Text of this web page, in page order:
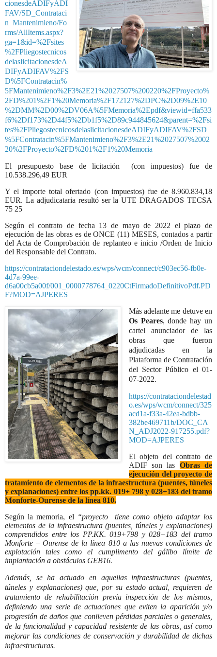
cionesdeADIFyADI
FAV/SD_Contrataci
n_Mantenimieno/Fo
rms/AllItems.aspx?
ga=1&id=%2Fsites
%2FPliegostecnicos
delaslicitacionesdeA
DIFyADIFAV%2FS
D%5FContratacin%
5FMantenimieno%2F3%2E21%2027507%200220%2FProyecto%
2FD%201%2F1%20Memoria%2F172127%2DPC%2D09%2E10
%2DMM%2D00%2DV06A%5FMemoria%2Epdf&viewid=ffa533
f6%2Df173%2D44f5%2Db1f5%2D89c944845624&parent=%2Fsi
tes%2FPliegostecnicosdelaslicitacionesdeADIFyADIFAV%2FSD
%5FContratacin%5FMantenimieno%2F3%2E21%2027507%2002
20%2FProyecto%2FD%201%2F1%20Memoria
El presupuesto base de licitación
(con impuestos) fue de
10.538.296,49 EUR
Y el importe total ofertado (con impuestos) fue de 8.960.834,18
EUR. La adjudicataria resultó ser la UTE DRAGADOS TECSA
75 25
Según el contrato de fecha 13 de mayo de 2022 el plazo de
ejecución de las obras es de ONCE (11) MESES, contados a partir
del Acta de Comprobación de replanteo e inicio /Orden de Inicio
del Responsable del Contrato.
https://contrataciondelestado.es/wps/wcm/connect/c903ec56-fb0e-
4d7a-99ee-
d6a00cb5a00f/001_0000778764_0220CtFirmadoDefinitivoPdf.PD
F?MOD=AJPERES
Más adelante me detuve en
Os Peares, donde hay un
cartel anunciador de las
obras que fueron
adjudicadas en la
Plataforma de Contratación
del Sector Público el 01-
07-2022.
https://contrataciondelestad
o.es/wps/wcm/connect/325
acd1a-f33a-42ea-bdbb-
382be469711b/DOC_CA
N_ADJ2022-917255.pdf?
MOD=AJPERES
El objeto del contrato de
ADIF son las Obras de
ejecución del proyecto de
tratamiento de elementos de la infraestructura (puentes, túneles
y explanaciones) entre los pp.kk. 019+ 798 y 028+183 del tramo
Monforte-Ourense de la línea 810.
Según la memoria, el “proyecto
tiene como objeto adaptar los
elementos de la infraestructura (puentes, túneles y explanaciones)
comprendidos entre los PP.KK. 019+798 y 028+183 del tramo
Monforte – Ourense de la línea 810 a las nuevas condiciones de
explotación tales como el cumplimento del gálibo límite de
implantación a obstáculos GEB16.
Además, se ha actuado en aquellas infraestructuras (puentes,
túneles y explanaciones) que, por su estado actual, requieren de
tratamiento de rehabilitación previa inspección de los mismos,
definiendo una serie de actuaciones que eviten la aparición y/o
progresión de daños que conlleven pérdidas parciales o generales,
de la funcionalidad y capacidad resistente de las obras, así como
mejorar las condiciones de conservación y durabilidad de dichas
infraestructuras.